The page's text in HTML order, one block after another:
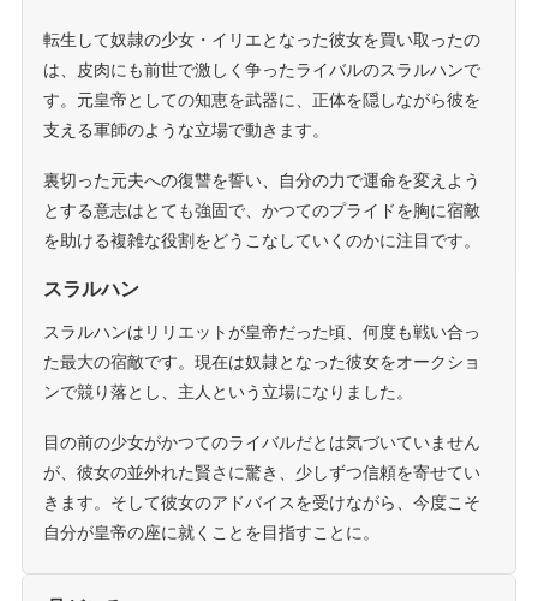
転生して奴隷の少女・イリエとなった彼女を買い取ったの
は、皮肉にも前世で激しく争ったライバルのスラルハンで
す。元皇帝としての知恵を武器に、正体を隠しながら彼を
支える軍師のような立場で動きます。
裏切った元夫への復讐を誓い、自分の力で運命を変えよう
とする意志はとても強固で、かつてのプライドを胸に宿敵
を助ける複雑な役割をどうこなしていくのかに注目です。
スラルハン
スラルハンはリリエットが皇帝だった頃、何度も戦い合っ
た最大の宿敵です。現在は奴隷となった彼女をオークショ
ンで競り落とし、主人という立場になりました。
目の前の少女がかつてのライバルだとは気づいていません
が、彼女の並外れた賢さに驚き、少しずつ信頼を寄せてい
きます。そして彼女のアドバイスを受けながら、今度こそ
自分が皇帝の座に就くことを目指すことに。